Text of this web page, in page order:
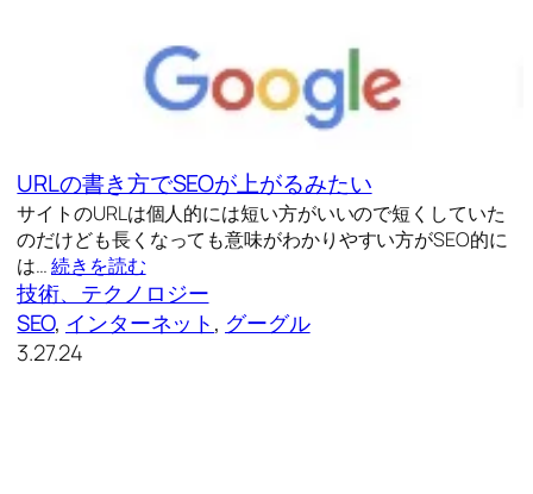
URLの書き方でSEOが上がるみたい
サイトのURLは個人的には短い方がいいので短くしていた
のだけども長くなっても意味がわかりやすい方がSEO的に
は…続きを読む
技術、テクノロジー
SEO, インターネット, グーグル
3.27.24